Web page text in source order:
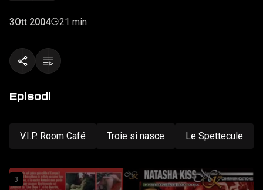
d'ora!
3Ott 2004 21 min
Episodi
V.I.P. Room Café Troie si nasce Le Spettecule
3